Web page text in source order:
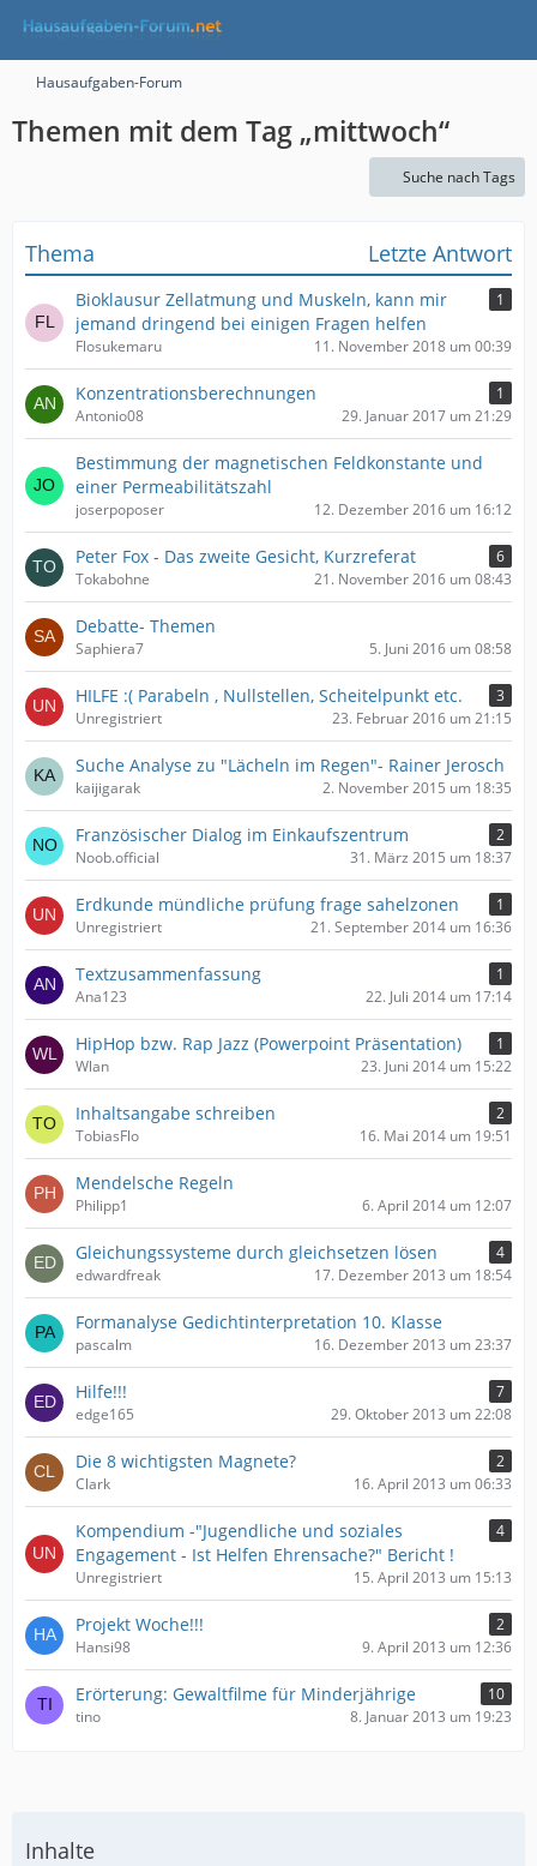
Hausaufgaben-Forum
Themen mit dem Tag „mittwoch“
Suche nach Tags
Thema Letzte Antwort
Bioklausur Zellatmung und Muskeln, kann mir
jemand dringend bei einigen Fragen helfen
1
Flosukemaru 11. November 2018 um 00:39
Konzentrationsberechnungen
1
Antonio08
29. Januar 2017 um 21:29
Bestimmung der magnetischen Feldkonstante und
einer Permeabilitätszahl
joserpoposer 12. Dezember 2016 um 16:12
Peter Fox - Das zweite Gesicht, Kurzreferat
6
Tokabohne
21. November 2016 um 08:43
Debatte- Themen
Saphiera7 5. Juni 2016 um 08:58
HILFE :( Parabeln , Nullstellen, Scheitelpunkt etc.
3
Unregistriert
23. Februar 2016 um 21:15
Suche Analyse zu "Lächeln im Regen"- Rainer Jerosch
kaijigarak 2. November 2015 um 18:35
Französischer Dialog im Einkaufszentrum
2
Noob.official
31. März 2015 um 18:37
Erdkunde mündliche prüfung frage sahelzonen
1
Unregistriert
21. September 2014 um 16:36
Textzusammenfassung
1
Ana123
22. Juli 2014 um 17:14
HipHop bzw. Rap Jazz (Powerpoint Präsentation)
1
Wlan
23. Juni 2014 um 15:22
Inhaltsangabe schreiben
2
TobiasFlo
16. Mai 2014 um 19:51
Mendelsche Regeln
Philipp1 6. April 2014 um 12:07
Gleichungssysteme durch gleichsetzen lösen
4
edwardfreak
17. Dezember 2013 um 18:54
Formanalyse Gedichtinterpretation 10. Klasse
pascalm 16. Dezember 2013 um 23:37
Hilfe!!!
7
edge165
29. Oktober 2013 um 22:08
Die 8 wichtigsten Magnete?
2
Clark
16. April 2013 um 06:33
Kompendium -"Jugendliche und soziales
Engagement - Ist Helfen Ehrensache?" Bericht !
4
Unregistriert 15. April 2013 um 15:13
Projekt Woche!!!
2
Hansi98
9. April 2013 um 12:36
Erörterung: Gewaltfilme für Minderjährige
10
tino
8. Januar 2013 um 19:23
Inhalte